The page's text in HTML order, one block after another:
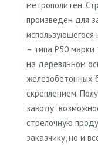
метрополитен.
произведен для
использующегося
– типа Р50 марки
на деревянном
железобетонных
скреплением.
заводу
стрелочную
заказчику, но и